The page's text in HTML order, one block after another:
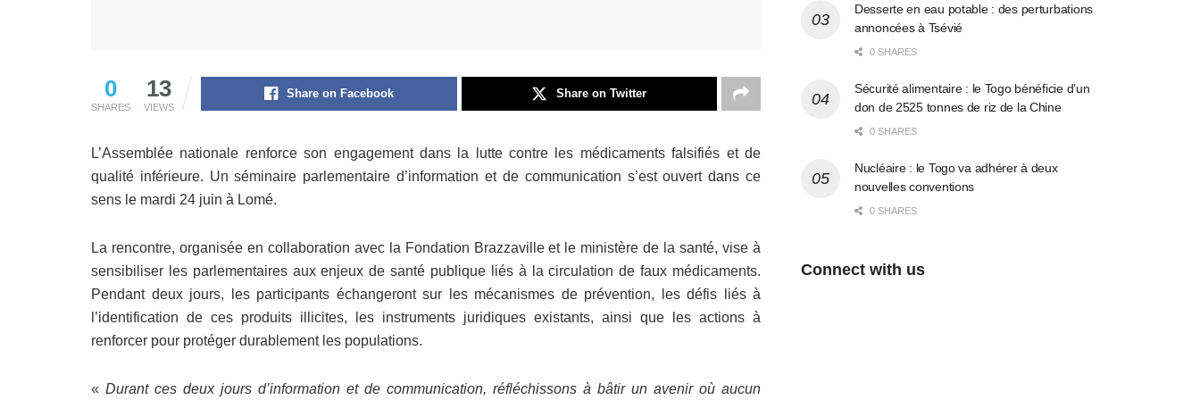
0
SHARES
13
VIEWS
Share on Facebook Share on Twitter
L’Assemblée nationale renforce son engagement dans la lutte contre les médicaments falsifiés et de
qualité inférieure. Un séminaire parlementaire d’information et de communication s’est ouvert dans ce
sens le mardi 24 juin à Lomé.
La rencontre, organisée en collaboration avec la Fondation Brazzaville et le ministère de la santé, vise à
sensibiliser les parlementaires aux enjeux de santé publique liés à la circulation de faux médicaments.
Pendant deux jours, les participants échangeront sur les mécanismes de prévention, les défis liés à
l’identification de ces produits illicites, les instruments juridiques existants, ainsi que les actions à
renforcer pour protéger durablement les populations.
« Durant ces deux jours d’information et de communication, réfléchissons à bâtir un avenir où aucun
Desserte en eau potable : des perturbations
annoncées à Tsévié
0 SHARES
Sécurité alimentaire : le Togo bénéficie d’un
don de 2525 tonnes de riz de la Chine
0 SHARES
Nucléaire : le Togo va adhérer à deux
nouvelles conventions
0 SHARES
Connect with us